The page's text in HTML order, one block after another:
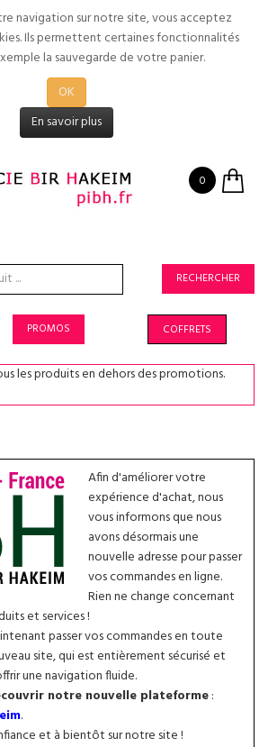
navigation sur notre site, vous acceptez
Ils permettent certaines fonctionnalités
la sauvegarde de votre panier.
OK
En savoir plus
0
RECHERCHER
PROMOS COFFRETS
les produits en dehors des promotions.
Afin d'améliorer votre
expérience d'achat, nous
vous informons que nous
avons désormais une
nouvelle adresse pour passer
vos commandes en ligne.
Rien ne change concernant
et services !
passer vos commandes en toute
site, qui est entièrement sécurisé et
une navigation fluide.
notre nouvelle plateforme:
.
et à bientôt sur notre site !